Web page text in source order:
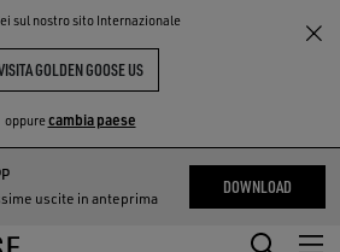
sul nostro sito Internazionale
GOLDEN GOOSE US
oppurecambia paese
uscite in anteprima
DOWNLOAD